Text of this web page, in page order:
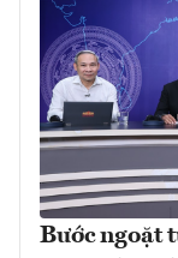
Bước ngoặt